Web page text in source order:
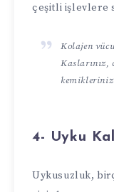
çeşitli işlevlere
Kolajen
Kaslarınız,
kemikleriniz
4- Uyku
Uykusuzluk,